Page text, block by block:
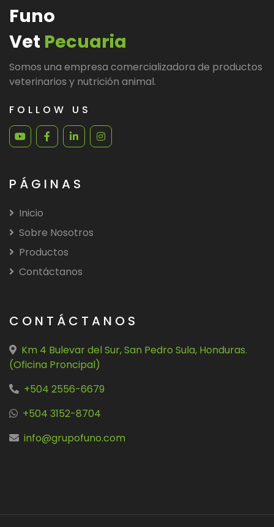
Funo
Vet Pecuaria
Somos una empresa comercializadora de productos
veterinarios y nutrición animal.
FOLLOW US
PÁGINAS
Inicio
Sobre Nosotros
Productos
Contáctanos
CONTÁCTANOS
Km 4 Bulevar del Sur, San Pedro Sula, Honduras.
(Oficina Proncipal)
+504 2556-6679
+504 3152-8704
info@grupofuno.com